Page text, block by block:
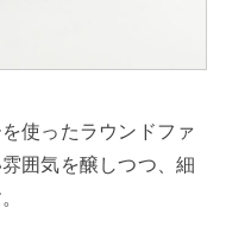
使ったラウンドファ
囲気を醸しつつ、細